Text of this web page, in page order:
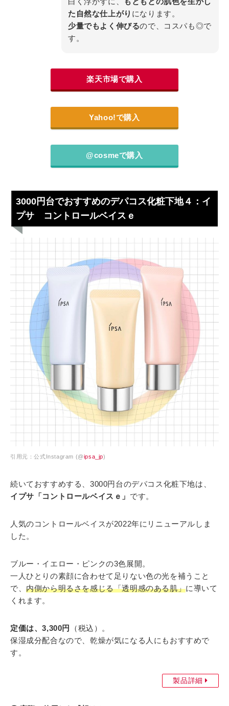
た自然な仕上がり になります。
少量でもよく伸びるので、コスパも◎で
す。
楽天市場で購入
Yahoo!で購入
@cosmeで購入
3000円台でおすすめのデパコス化粧下地４：イ
プサ コントロールベイスｅ
引用元：公式Instagram (@ipsa_jp)
続いておすすめする、3000円台のデパコス化粧下地は、
イプサ「コントロールベイスｅ」 です。
人気のコントロールベイスが2022年にリニューアルしま
した。
ブルー・イエロー・ピンクの3色展開。
一人ひとりの素顔に合わせて足りない色の光を補うこと
で、内側から明るさを感じる「透明感のある肌」に導いて
くれます。
定価は、3,300円
（税込）。
保湿成分配合なので、乾燥が気になる人にもおすすめで
す。
製品詳細